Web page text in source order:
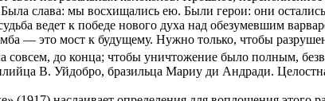
слава: мы восхищались ею. Были герои: они
ведет к победе нового духа над обезумевшим
— это мост к будущему. Нужно только, чтобы
совсем, до конца; чтобы уничтожение было полным,
В. Уйдобро, бразильца Мариу ди Андради.